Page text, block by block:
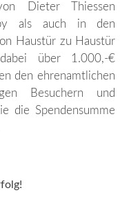
Dieter Thiessen
als auch in den
Haustür zu Haustür
über 1.000,-€
den ehrenamtlichen
Besuchern und
die Spendensumme